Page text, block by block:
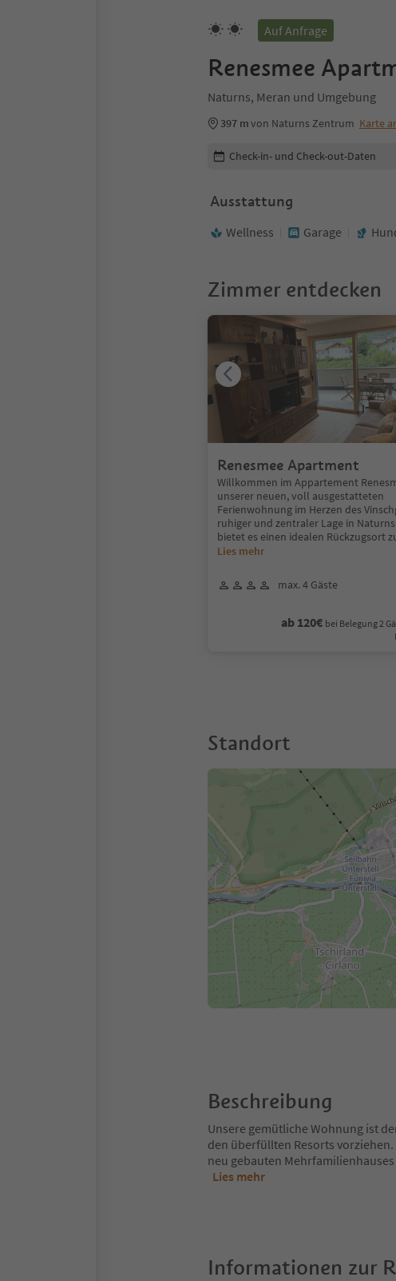
Auf Anfrage
Renesmee
Naturns, Meran und Umgebung
397 mvon Naturns Zentrum Karte
Buchungsdetails bearbeiten
Check-in- und Check-out-Daten
Ausstattung
Wellness Garage
Zimmer entdecken
Renesmee Apartment
Willkommen im Appartement
unserer neuen, voll ausgestatteten
Ferienwohnung im Herzen des
ruhiger und zentraler Lage in
bietet es einen idealen Rückzugsort
Lies mehr
max. 4 Gäste
ab 120€ bei Belegung 2
Standort
Beschreibung
Unsere gemütliche Wohnung ist
den überfüllten Resorts
neu gebauten
Lies mehr
Informationen zur